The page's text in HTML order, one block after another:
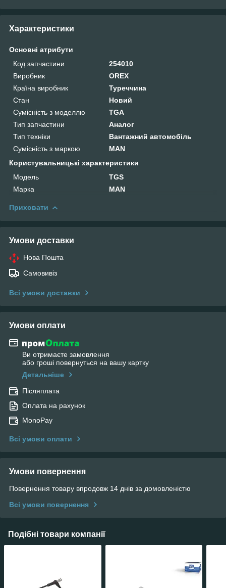
Характеристики
Основні атрибути
Код запчастини
254010
Виробник
OREX
Країна виробник
Туреччина
Стан
Новий
Сумісність з моделлю
TGA
Тип запчастини
Аналог
Тип техніки
Вантажний автомобіль
Сумісність з маркою
MAN
Користувальницькі характеристики
Мoдель
TGS
Марка
MAN
Приховати
Умови доставки
Нова Пошта
Самовивіз
Всі умови доставки
Умови оплати
Ви отримаєте замовлення
або гроші повернуться на вашу картку
Детальніше
Післяплата
Оплата на рахунок
MonoPay
Всі умови оплати
Умови повернення
Повернення товару впродовж 14 днів за домовленістю
Всі умови повернення
Подібні товари компанії